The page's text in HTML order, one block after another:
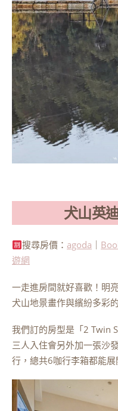
犬山英
搜尋房價： agoda
遊網
一走進房間就好喜歡！明
犬山地景畫作與繽紛多彩
我們訂的房型是「2 Twin
三人入住會另外加一張沙
行，總共6咖行李箱都能展